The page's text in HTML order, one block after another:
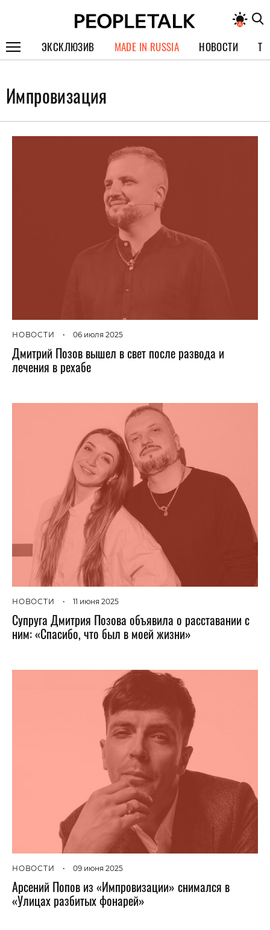
ЭКСКЛЮЗИВ
СПЕЦПРОЕКТЫ
ИНТЕРВЬЮ
MADE IN RUSSIA НОВОСТИ
Импровизация
НОВОСТИ • 06 июля 2025
Дмитрий Позов вышел в свет после развода и
лечения в рехабе
НОВОСТИ • 11 июня 2025
Супруга Дмитрия Позова объявила о расставании с
ним: «Спасибо, что был в моей жизни»
НОВОСТИ • 09 июня 2025
Арсений Попов из «Импровизации» снимался в
«Улицах разбитых фонарей»